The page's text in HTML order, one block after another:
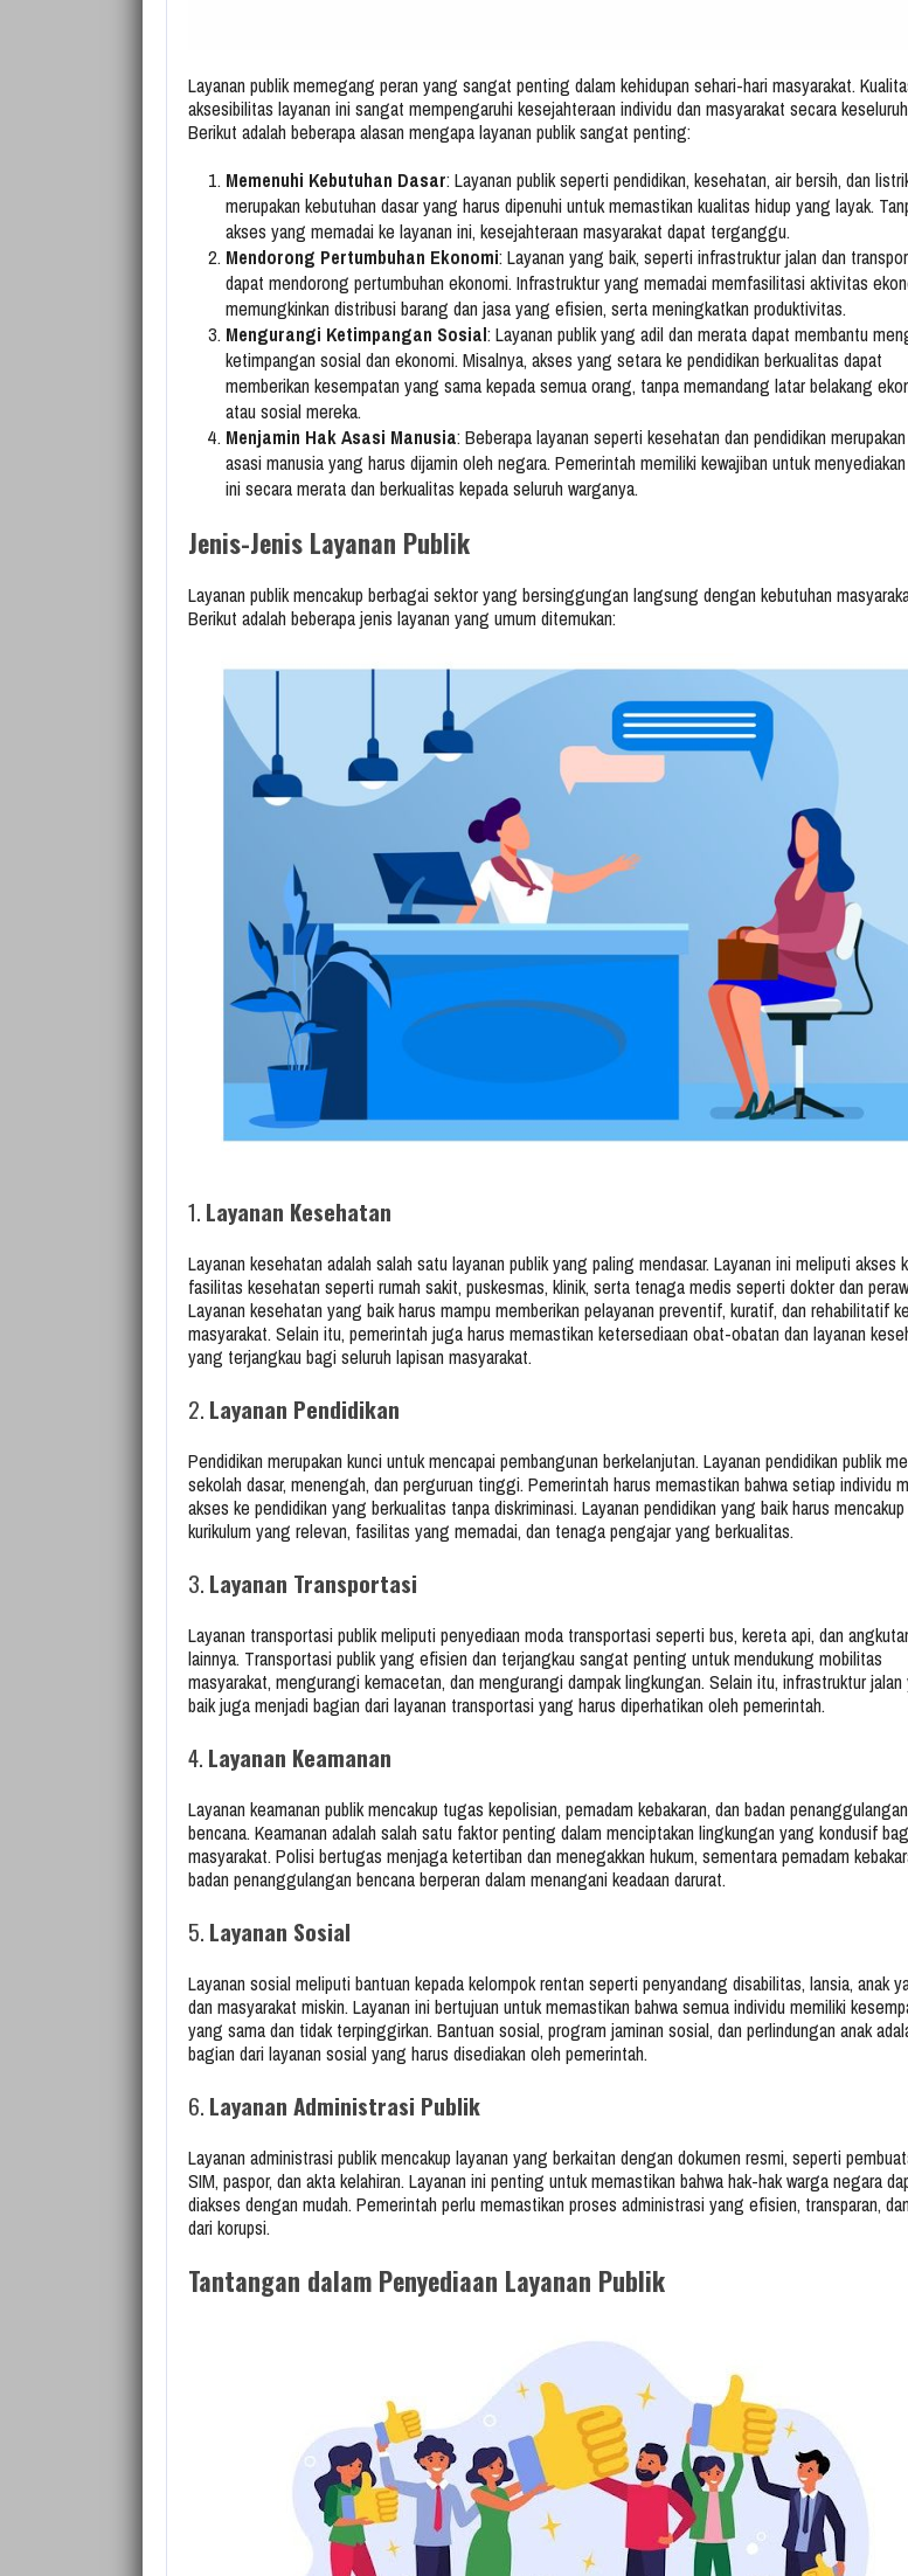
Layanan publik memegang peran yang sangat penting dalam kehidupan sehari-hari masyarakat.
aksesibilitas layanan ini sangat mempengaruhi kesejahteraan individu dan masyarakat secara
Berikut adalah beberapa alasan mengapa layanan publik sangat penting:
Memenuhi Kebutuhan Dasar: Layanan publik seperti pendidikan, kesehatan, air bersih, dan
merupakan kebutuhan dasar yang harus dipenuhi untuk memastikan kualitas hidup yang layak.
akses yang memadai ke layanan ini, kesejahteraan masyarakat dapat terganggu.
Mendorong Pertumbuhan Ekonomi: Layanan yang baik, seperti infrastruktur jalan dan
dapat mendorong pertumbuhan ekonomi. Infrastruktur yang memadai memfasilitasi aktivitas
memungkinkan distribusi barang dan jasa yang efisien, serta meningkatkan produktivitas.
Mengurangi Ketimpangan Sosial: Layanan publik yang adil dan merata dapat membantu
ketimpangan sosial dan ekonomi. Misalnya, akses yang setara ke pendidikan berkualitas dapat
memberikan kesempatan yang sama kepada semua orang, tanpa memandang latar belakang
atau sosial mereka.
Menjamin Hak Asasi Manusia: Beberapa layanan seperti kesehatan dan pendidikan
asasi manusia yang harus dijamin oleh negara. Pemerintah memiliki kewajiban untuk
ini secara merata dan berkualitas kepada seluruh warganya.
Jenis-Jenis Layanan Publik
Layanan publik mencakup berbagai sektor yang bersinggungan langsung dengan kebutuhan
Berikut adalah beberapa jenis layanan yang umum ditemukan:
1. Layanan Kesehatan
Layanan kesehatan adalah salah satu layanan publik yang paling mendasar. Layanan ini meliputi akses
fasilitas kesehatan seperti rumah sakit, puskesmas, klinik, serta tenaga medis seperti dokter dan
Layanan kesehatan yang baik harus mampu memberikan pelayanan preventif, kuratif, dan rehabilitatif
masyarakat. Selain itu, pemerintah juga harus memastikan ketersediaan obat-obatan dan layanan
yang terjangkau bagi seluruh lapisan masyarakat.
2. Layanan Pendidikan
Pendidikan merupakan kunci untuk mencapai pembangunan berkelanjutan. Layanan pendidikan publik
sekolah dasar, menengah, dan perguruan tinggi. Pemerintah harus memastikan bahwa setiap individu
akses ke pendidikan yang berkualitas tanpa diskriminasi. Layanan pendidikan yang baik harus mencakup
kurikulum yang relevan, fasilitas yang memadai, dan tenaga pengajar yang berkualitas.
3. Layanan Transportasi
Layanan transportasi publik meliputi penyediaan moda transportasi seperti bus, kereta api, dan
lainnya. Transportasi publik yang efisien dan terjangkau sangat penting untuk mendukung mobilitas
masyarakat, mengurangi kemacetan, dan mengurangi dampak lingkungan. Selain itu, infrastruktur jalan
baik juga menjadi bagian dari layanan transportasi yang harus diperhatikan oleh pemerintah.
4. Layanan Keamanan
Layanan keamanan publik mencakup tugas kepolisian, pemadam kebakaran, dan badan penanggulangan
bencana. Keamanan adalah salah satu faktor penting dalam menciptakan lingkungan yang kondusif
masyarakat. Polisi bertugas menjaga ketertiban dan menegakkan hukum, sementara pemadam
badan penanggulangan bencana berperan dalam menangani keadaan darurat.
5. Layanan Sosial
Layanan sosial meliputi bantuan kepada kelompok rentan seperti penyandang disabilitas, lansia, anak
dan masyarakat miskin. Layanan ini bertujuan untuk memastikan bahwa semua individu memiliki
yang sama dan tidak terpinggirkan. Bantuan sosial, program jaminan sosial, dan perlindungan anak
bagian dari layanan sosial yang harus disediakan oleh pemerintah.
6. Layanan Administrasi Publik
Layanan administrasi publik mencakup layanan yang berkaitan dengan dokumen resmi, seperti
SIM, paspor, dan akta kelahiran. Layanan ini penting untuk memastikan bahwa hak-hak warga negara
diakses dengan mudah. Pemerintah perlu memastikan proses administrasi yang efisien, transparan,
dari korupsi.
Tantangan dalam Penyediaan Layanan Publik